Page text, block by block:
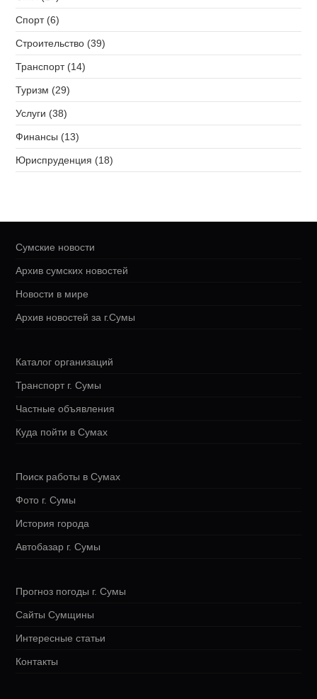
Спорт (6)
Строительство (39)
Транспорт (14)
Туризм (29)
Услуги (38)
Финансы (13)
Юриспруденция (18)
Сумские новости
Архив сумских новостей
Новости в мире
Архив новостей за г.Сумы
Каталог организаций
Транспорт г. Сумы
Частные объявления
Куда пойти в Сумах
Поиск работы в Сумах
Фото г. Сумы
История города
Автобазар г. Сумы
Прогноз погоды г. Сумы
Сайты Сумщины
Интересные статьи
Контакты